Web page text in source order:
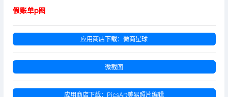
假账单p图
应用商店下载：微商星球
微截图
应用商店下载：PicsArt美易照片编辑